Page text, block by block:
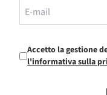
Accetto la gestione
l'informativa sulla